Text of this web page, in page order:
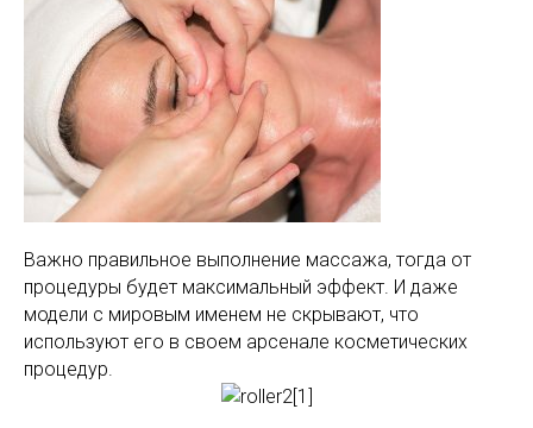
Важно правильное выполнение массажа, тогда от
процедуры будет максимальный эффект. И даже
модели с мировым именем не скрывают, что
используют его в своем арсенале косметических
процедур.